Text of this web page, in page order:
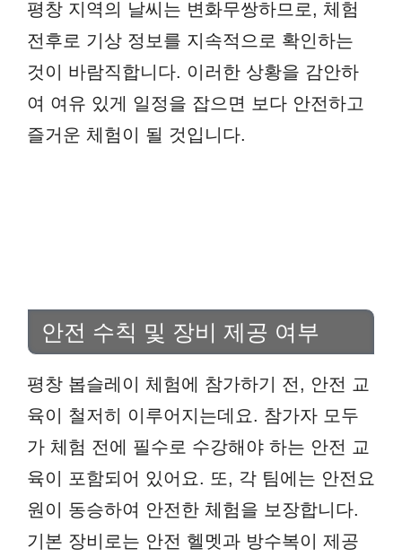
평창 지역의 날씨는 변화무쌍하므로, 체험
전후로 기상 정보를 지속적으로 확인하는
것이 바람직합니다. 이러한 상황을 감안하
여 여유 있게 일정을 잡으면 보다 안전하고
즐거운 체험이 될 것입니다.
안전 수칙 및 장비 제공 여부
평창 봅슬레이 체험에 참가하기 전, 안전 교
육이 철저히 이루어지는데요. 참가자 모두
가 체험 전에 필수로 수강해야 하는 안전 교
육이 포함되어 있어요. 또, 각 팀에는 안전요
원이 동승하여 안전한 체험을 보장합니다.
기본 장비로는 안전 헬멧과 방수복이 제공